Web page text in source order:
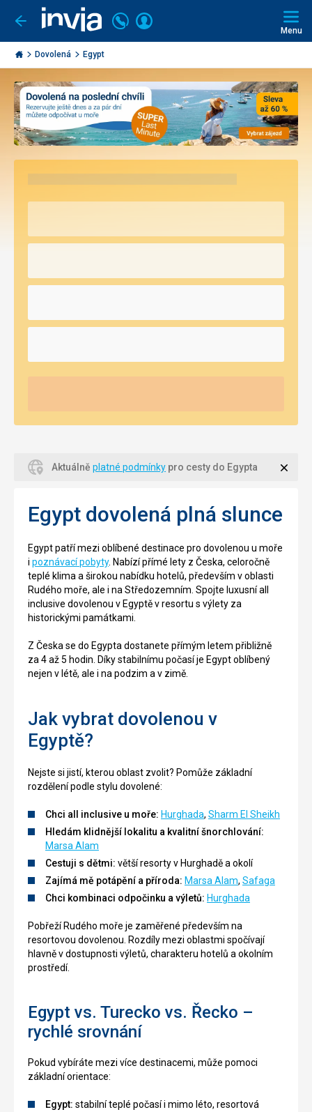
Jít
zpět
Invia.cz
Volejte
226
000
Přihlásit
Menu
Dovolená Egypt
Aktuálně platné podmínky pro cesty do Egypta
Egypt dovolená plná slunce
Egypt patří mezi oblíbené destinace pro dovolenou u moře
i poznávací pobyty. Nabízí přímé lety z Česka, celoročně
teplé klima a širokou nabídku hotelů, především v oblasti
Rudého moře, ale i na Středozemním. Spojte luxusní all
inclusive dovolenou v Egyptě v resortu s výlety za
historickými památkami.
Z Česka se do Egypta dostanete přímým letem přibližně
za 4 až 5 hodin. Díky stabilnímu počasí je Egypt oblíbený
nejen v létě, ale i na podzim a v zimě.
Jak vybrat dovolenou v
Egyptě?
Nejste si jistí, kterou oblast zvolit? Pomůže základní
rozdělení podle stylu dovolené:
Chci all inclusive u moře: Hurghada, Sharm El Sheikh
Hledám klidnější lokalitu a kvalitní šnorchlování:
Marsa Alam
Cestuji s dětmi: větší resorty v Hurghadě a okolí
Zajímá mě potápění a příroda: Marsa Alam, Safaga
Chci kombinaci odpočinku a výletů: Hurghada
Pobřeží Rudého moře je zaměřené především na
resortovou dovolenou. Rozdíly mezi oblastmi spočívají
hlavně v dostupnosti výletů, charakteru hotelů a okolním
prostředí.
Egypt vs. Turecko vs. Řecko –
rychlé srovnání
Pokud vybíráte mezi více destinacemi, může pomoci
základní orientace:
Egypt: stabilní teplé počasí i mimo léto, resortová